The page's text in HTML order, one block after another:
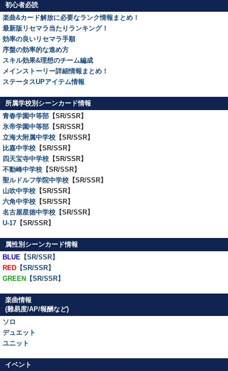
初心者必読
楽曲&カード解放に必要なランク情報まとめ！
最新版リセマラ当たりランキング！
効率の良いリセマラ手順
序盤の効率的な進め方
スキル効果&理想のチーム編成
メインストーリー詳細情報まとめ！
ステータスUPアイテム情報
所属学校別シーンカード情報
青春学園中等部 【SR/SSR】
氷帝学園中等部 【SR/SSR】
立海大附属中学校 【SR/SSR】
比嘉中学校 【SR/SSR】
四天宝寺中学校 【SR/SSR】
不動峰中学校 【SR/SSR】
聖ルドルフ学院中学校 【SR/SSR】
山吹中学校 【SR/SSR】
六角中学校 【SR/SSR】
名古屋星徳中学校 【SR/SSR】
U-17 【SR/SSR】
属性別シーンカード情報
BLUE 【SR/SSR】
RED 【SR/SSR】
GREEN 【SR/SSR】
楽曲情報
(難易度/AP/報酬など)
ソロ
デュエット
ユニット
イベント